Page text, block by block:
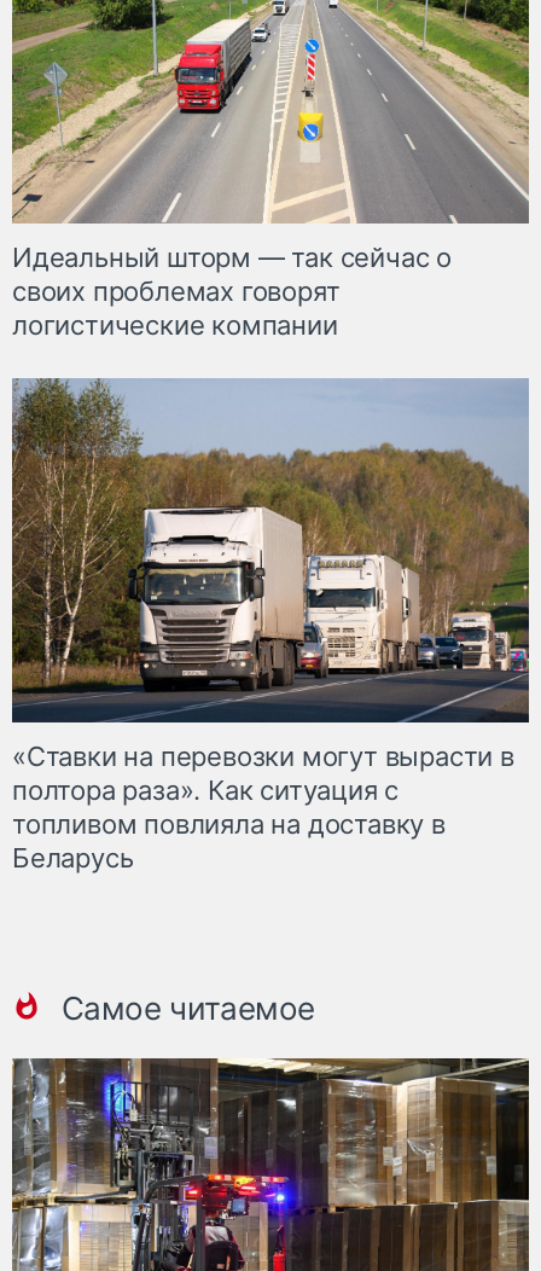
Идеальный шторм — так сейчас о
своих проблемах говорят
логистические компании
«Ставки на перевозки могут вырасти в
полтора раза». Как ситуация с
топливом повлияла на доставку в
Беларусь
Самое читаемое